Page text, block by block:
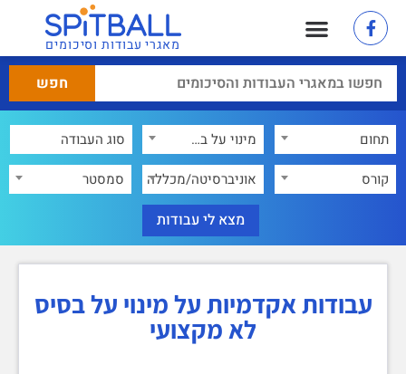
מאגרי עבודות וסיכומים
תחום
מינוי על בסיס לא מקצועי
קורס
אוניברסיטה/מכללה סמסטר
עבודות אקדמיות על מינוי על בסיס
לא מקצועי